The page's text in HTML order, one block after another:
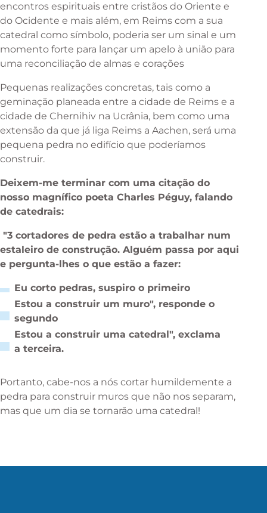
encontros espirituais entre cristãos do Oriente e
do Ocidente e mais além, em Reims com a sua
catedral como símbolo, poderia ser um sinal e um
momento forte para lançar um apelo à união para
uma reconciliação de almas e corações
Pequenas realizações concretas, tais como a
geminação planeada entre a cidade de Reims e a
cidade de Chernihiv na Ucrânia, bem como uma
extensão da que já liga Reims a Aachen, será uma
pequena pedra no edifício que poderíamos
construir.
Deixem-me terminar com uma citação do
nosso magnífico poeta Charles Péguy, falando
de catedrais:
"3 cortadores de pedra estão a trabalhar num
estaleiro de construção. Alguém passa por aqui
e pergunta-lhes o que estão a fazer:
Eu corto pedras, suspiro o primeiro
Estou a construir um muro", responde o
segundo
Estou a construir uma catedral", exclama
a terceira.
Portanto, cabe-nos a nós cortar humildemente a
pedra para construir muros que não nos separam,
mas que um dia se tornarão uma catedral!